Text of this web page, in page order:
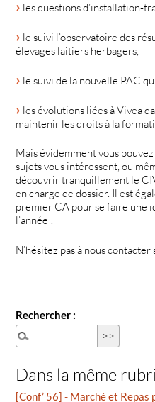
les questions d’installation-
le suivi l’observatoire des
élevages laitiers herbagers,
le suivi de la nouvelle PAC
les évolutions liées à Vivea
maintenir les droits à la
Mais évidemment vous
sujets vous intéressent, ou
découvrir tranquillement le
en charge de dossier. Il est
premier CA pour se faire une
l’année !
N’hésitez pas à nous contacter
Rechercher :
Dans la même
[Conf’ 56] - Marché et Repas